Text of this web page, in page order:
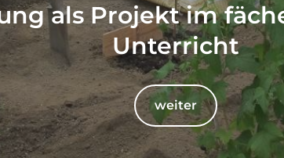
als Projekt im
Unterricht
weiter